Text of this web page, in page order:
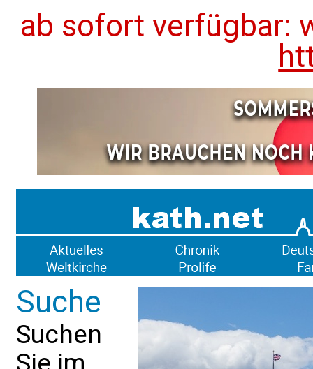
ab sofort verfügbar:
Suche
Suchen